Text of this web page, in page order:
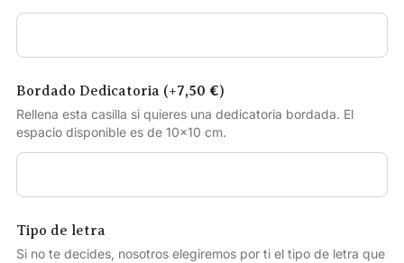
Bordado Dedicatoria (+7,50 €)
Rellena esta casilla si quieres una dedicatoria bordada. El
espacio disponible es de 10×10 cm.
Tipo de letra
Si no te decides, nosotros elegiremos por ti el tipo de letra que